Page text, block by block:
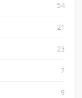
54
21
23
2
9